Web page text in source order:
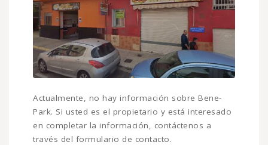
Actualmente, no hay información sobre Bene-
Park. Si usted es el propietario y está interesado
en completar la información, contáctenos a
través del formulario de contacto.